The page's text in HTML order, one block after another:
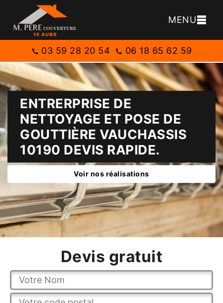
MENU
03 59 28 20 54 06 18 65 62 59
ENTRERPRISE DE
NETTOYAGE ET POSE DE
GOUTTIÈRE VAUCHASSIS
10190 DEVIS RAPIDE.
Voir nos réalisations
Devis gratuit